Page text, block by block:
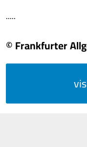
.....
© Frankfurter